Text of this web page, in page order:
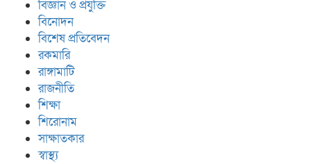
বিজ্ঞান ও প্রযুক্তি
বিনোদন
বিশেষ প্রতিবেদন
রকমারি
রাঙ্গামাটি
রাজনীতি
শিক্ষা
শিরোনাম
সাক্ষাতকার
স্বাস্থ্য